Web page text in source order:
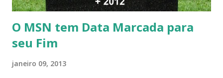
O MSN tem Data Marcada para
seu Fim
janeiro 09, 2013